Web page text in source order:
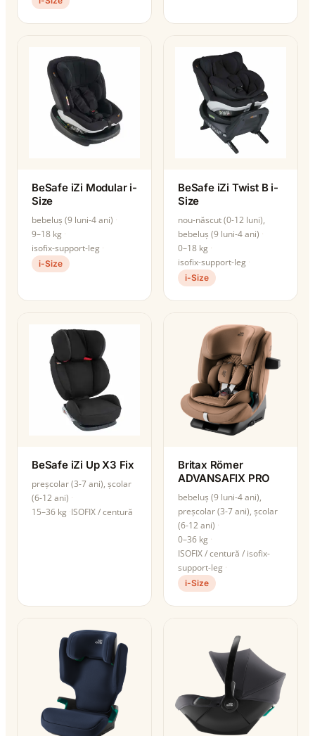
BeSafe iZi Modular i-
Size
bebeluș (9 luni-4 ani)
9–18 kg
isofix-support-leg
i-Size
BeSafe iZi Twist B i-
Size
nou-născut (0-12 luni),
bebeluș (9 luni-4 ani)
0–18 kg
isofix-support-leg
i-Size
BeSafe iZi Up X3 Fix
preșcolar (3-7 ani), școlar
(6-12 ani)
15–36 kg ISOFIX / centură
Britax Römer
ADVANSAFIX PRO
bebeluș (9 luni-4 ani),
preșcolar (3-7 ani), școlar
(6-12 ani)
0–36 kg
ISOFIX / centură / isofix-
support-leg
i-Size